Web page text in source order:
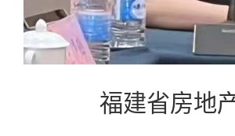
福建省房地